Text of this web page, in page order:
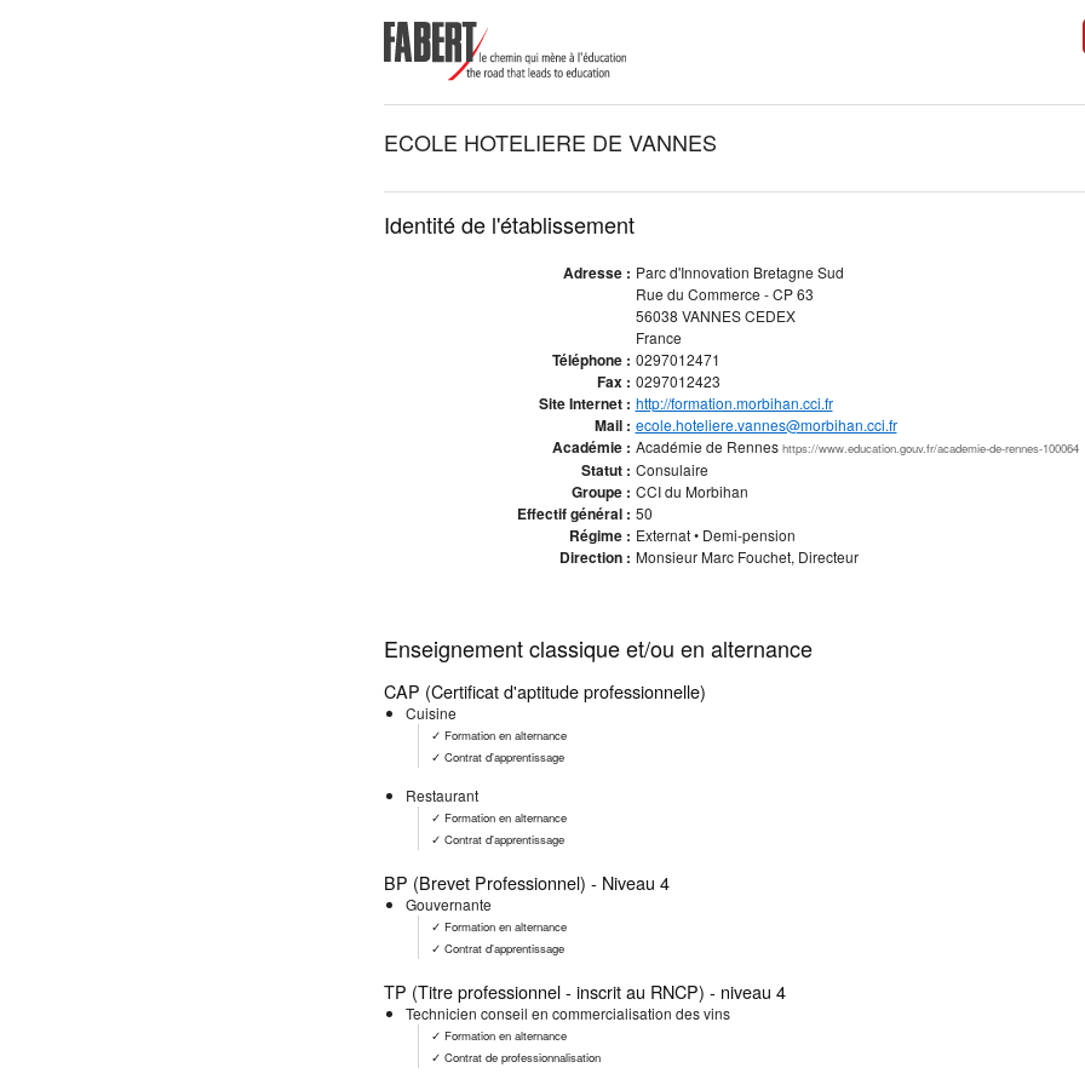
ECOLE HOTELIERE DE VANNES
Identité de l'établissement
Adresse : Parc d'Innovation Bretagne Sud
Rue du Commerce - CP 63
56038 VANNES CEDEX
France
Téléphone : 0297012471
Fax : 0297012423
Site Internet : http://formation.morbihan.cci.fr
Mail : ecole.hoteliere.vannes@morbihan.cci.fr
Académie : Académie de Rennes https://www.education.gouv.fr/academie-de-rennes-100064
Statut : Consulaire
Groupe : CCI du Morbihan
Effectif général : 50
Régime : Externat • Demi-pension
Direction : Monsieur Marc Fouchet, Directeur
Enseignement classique et/ou en alternance
CAP (Certificat d'aptitude professionnelle)
Cuisine
✓ Formation en alternance
✓ Contrat d'apprentissage
Restaurant
✓ Formation en alternance
✓ Contrat d'apprentissage
BP (Brevet Professionnel) - Niveau 4
Gouvernante
✓ Formation en alternance
✓ Contrat d'apprentissage
TP (Titre professionnel - inscrit au RNCP) - niveau 4
Technicien conseil en commercialisation des vins
✓ Formation en alternance
✓ Contrat de professionnalisation